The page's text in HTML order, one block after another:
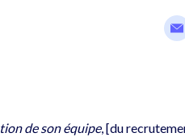
de son équipe, [du